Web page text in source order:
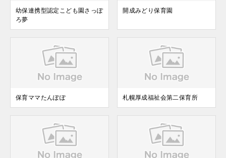
幼保連携型認定こども園さっぽ
ろ夢
開成みどり保育園
保育ママたんぽぽ 札幌厚成福祉会第二保育所